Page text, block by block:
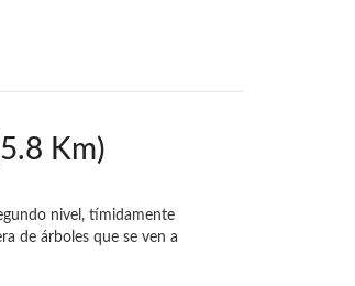
Km)
nivel, tímidamente
de árboles que se ven a